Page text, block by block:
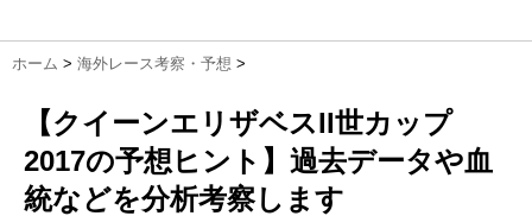
ホーム > 海外レース考察・予想 >
【クイーンエリザベスII世カップ
2017の予想ヒント】過去データや血
統などを分析考察します